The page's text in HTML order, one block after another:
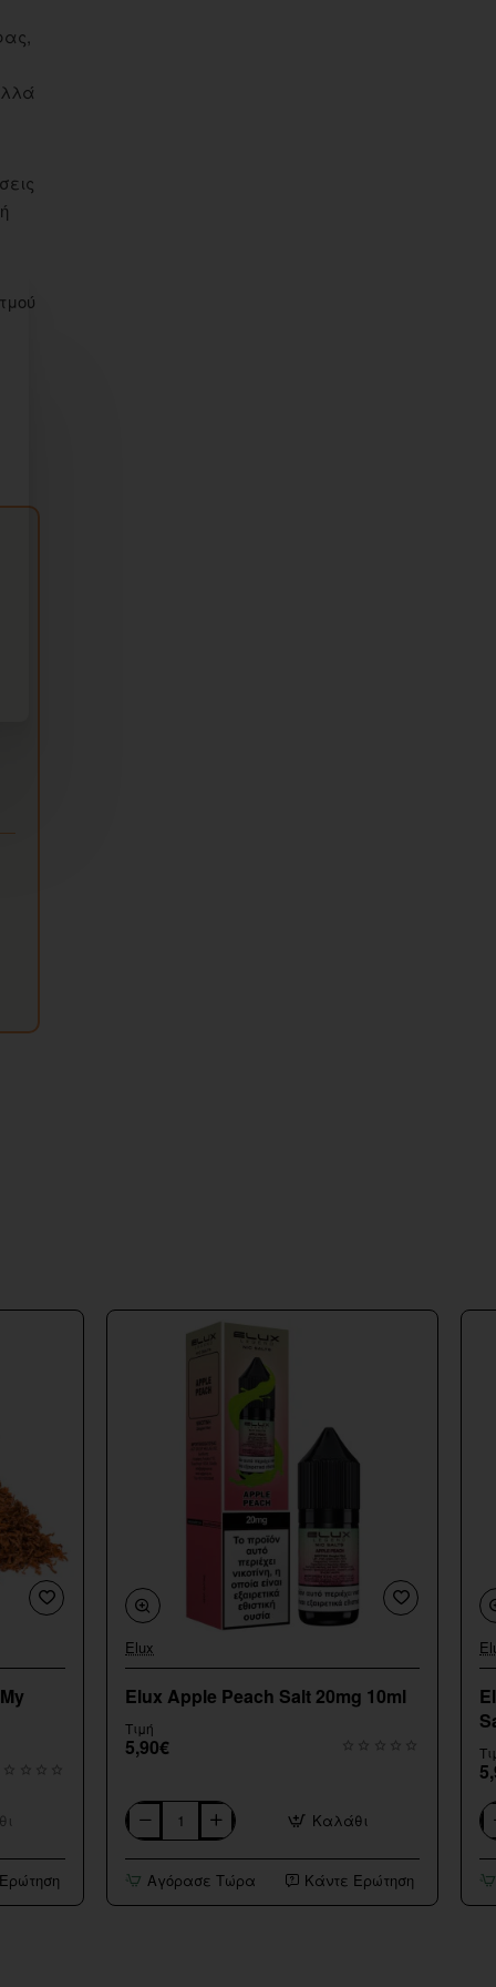
Elux
Elux Apple Peach Salt 20mg 10ml
Τιμή
5,90€
Elux
Apple
Peach
Salt
Καλάθι
Αγόρασε Τώρα Κάντε Ερώτηση